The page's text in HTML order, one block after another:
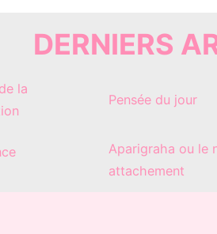
DERNIERS
la
Pensée du jour
Aparigraha ou le
attachement